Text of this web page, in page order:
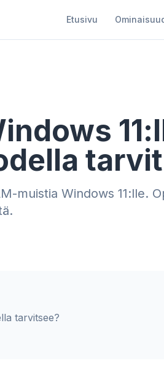
Etusivu
muistia Windows 11:lle.
tarvitsee?